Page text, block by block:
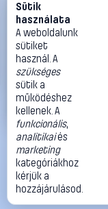
#2734238
kwb 911904
Sz) 457 mm x 75
kwb Csiszolópapír
3 690 Ft
Kosárba
«
Méret:
©2026
ThermoScope
ÁSZF
Sütik
használata
A weboldalunk
sütiket
használ. A
szükséges
sütik a
működéshez
kellenek. A
funkcionális,
analitikaiés
marketing
kategóriákhoz
kérjük a
hozzájárulásod.